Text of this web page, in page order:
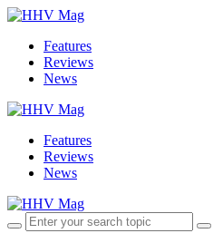
Features
Reviews
News
Features
Reviews
News